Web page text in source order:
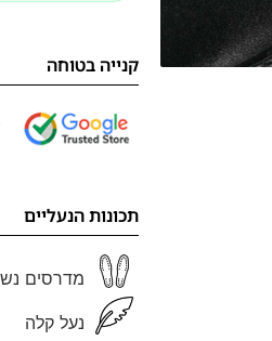
קנייה בטוחה
תכונות הנעליים
מדרסים
נעל קלה